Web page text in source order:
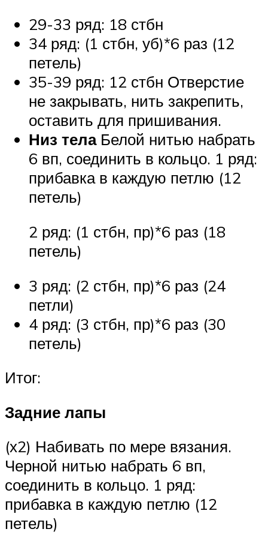
29-33 ряд: 18 стбн
34 ряд: (1 стбн, уб)*6 раз (12
петель)
35-39 ряд: 12 стбн Отверстие
не закрывать, нить закрепить,
оставить для пришивания.
Низ телаБелой нитью набрать
6 вп, соединить в кольцо. 1 ряд:
прибавка в каждую петлю (12
петель)
2 ряд: (1 стбн, пр)*6 раз (18
петель)
3 ряд: (2 стбн, пр)*6 раз (24
петли)
4 ряд: (3 стбн, пр)*6 раз (30
петель)
Итог:
Задние лапы
(х2) Набивать по мере вязания.
Черной нитью набрать 6 вп,
соединить в кольцо. 1 ряд:
прибавка в каждую петлю (12
петель)